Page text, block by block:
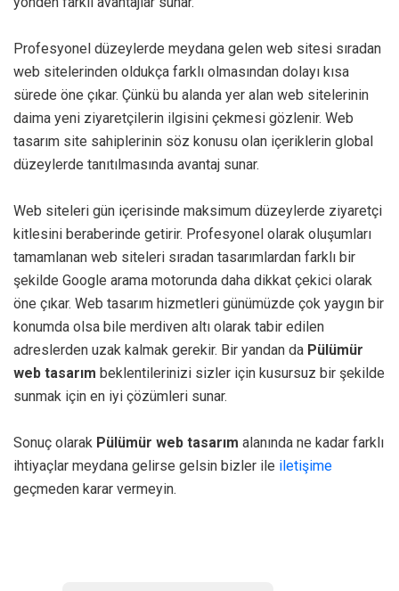
Profesyonel düzeylerde meydana gelen web sitesi sıradan
web sitelerinden oldukça farklı olmasından dolayı kısa
sürede öne çıkar. Çünkü bu alanda yer alan web sitelerinin
daima yeni ziyaretçilerin ilgisini çekmesi gözlenir. Web
tasarım site sahiplerinin söz konusu olan içeriklerin global
düzeylerde tanıtılmasında avantaj sunar.
Web siteleri gün içerisinde maksimum düzeylerde ziyaretçi
kitlesini beraberinde getirir. Profesyonel olarak oluşumları
tamamlanan web siteleri sıradan tasarımlardan farklı bir
şekilde Google arama motorunda daha dikkat çekici olarak
öne çıkar. Web tasarım hizmetleri günümüzde çok yaygın bir
konumda olsa bile merdiven altı olarak tabir edilen
adreslerden uzak kalmak gerekir. Bir yandan da Pülümür
web tasarım beklentilerinizi sizler için kusursuz bir şekilde
sunmak için en iyi çözümleri sunar.
Sonuç olarak Pülümür web tasarım alanında ne kadar farklı
ihtiyaçlar meydana gelirse gelsin bizler ile iletişime
geçmeden karar vermeyin.